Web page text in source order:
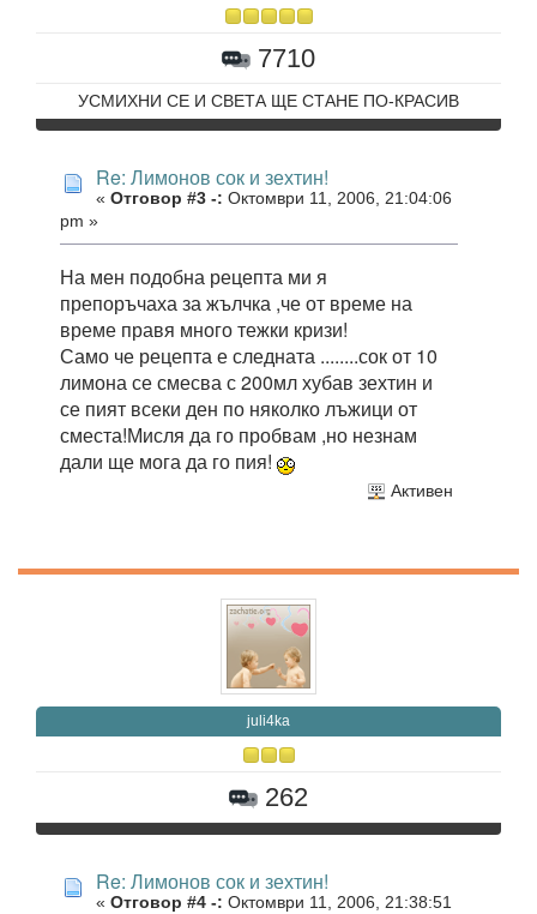
7710
УСМИХНИ СЕ И СВЕТА ЩЕ СТАНЕ ПО-КРАСИВ
Re: Лимонов сок и зехтин!
« Отговор #3 -: Октомври 11, 2006, 21:04:06
pm »
На мен подобна рецепта ми я
препоръчаха за жълчка ,че от време на
време правя много тежки кризи!
Само че рецепта е следната ........сок от 10
лимона се смесва с 200мл хубав зехтин и
се пият всеки ден по няколко лъжици от
сместа!Мисля да го пробвам ,но незнам
дали ще мога да го пия!
Активен
juli4ka
262
Re: Лимонов сок и зехтин!
« Отговор #4 -: Октомври 11, 2006, 21:38:51